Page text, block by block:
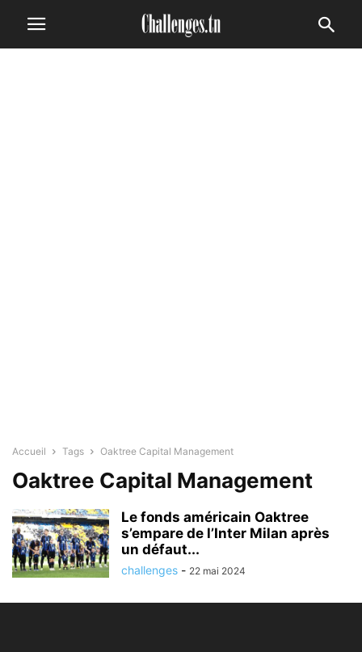
Accueil Tags Oaktree Capital Management
Oaktree Capital Management
Le fonds américain Oaktree
s’empare de l’Inter Milan après
un défaut...
challenges - 22 mai 2024